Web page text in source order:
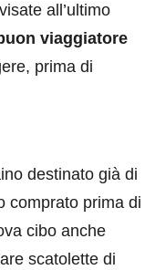
all’ultimo
viaggiatore
prima di
destinato già di
comprato prima di
cibo anche
scatolette di